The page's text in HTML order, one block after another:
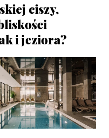
ciszy,
i jeziora?